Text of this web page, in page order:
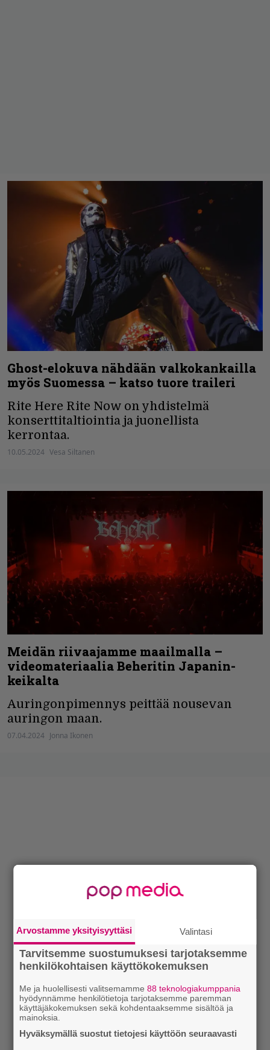
Ghost-elokuva nähdään valkokankailla
myös Suomessa – katso tuore traileri
Rite Here Rite Now on yhdistelmä
konserttitaltiointia ja juonellista
kerrontaa.
10.05.2024 Vesa Siltanen
Meidän riivaajamme maailmalla –
videomateriaalia Beheritin Japanin-
keikalta
Auringonpimennys peittää nousevan
auringon maan.
07.04.2024 Jonna Ikonen
Arvostamme yksityisyyttäsi Valintasi
Tarvitsemme suostumuksesi tarjotaksemme
henkilökohtaisen käyttökokemuksen
Me ja huolellisesti valitsemamme88 teknologiakumppania
hyödynnämme henkilötietoja tarjotaksemme paremman
käyttäjäkokemuksen sekä kohdentaaksemme sisältöä ja
mainoksia.
Hyväksymällä suostut tietojesi käyttöön seuraavasti